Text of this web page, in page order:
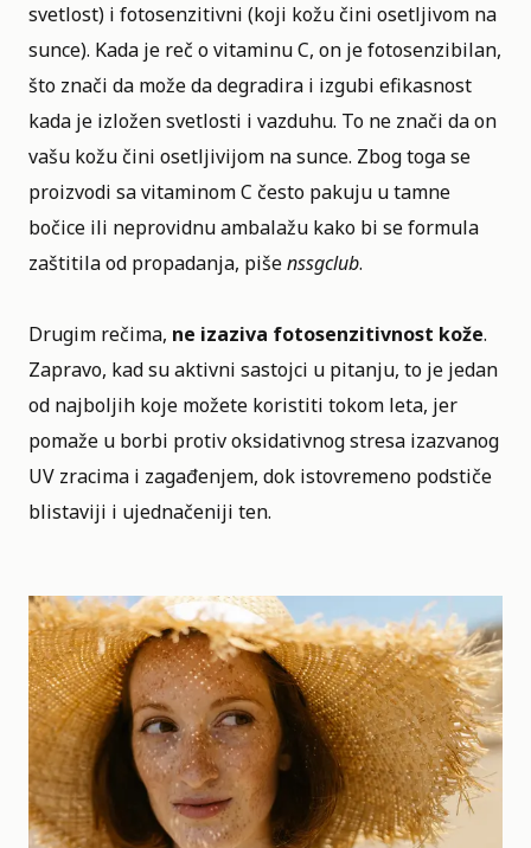
svetlost) i fotosenzitivni (koji kožu čini osetljivom na
sunce). Kada je reč o vitaminu C, on je fotosenzibilan,
što znači da može da degradira i izgubi efikasnost
kada je izložen svetlosti i vazduhu. To ne znači da on
vašu kožu čini osetljivijom na sunce. Zbog toga se
proizvodi sa vitaminom C često pakuju u tamne
bočice ili neprovidnu ambalažu kako bi se formula
zaštitila od propadanja, pišenssgclub.
Drugim rečima, ne izaziva fotosenzitivnost kože.
Zapravo, kad su aktivni sastojci u pitanju, to je jedan
od najboljih koje možete koristiti tokom leta, jer
pomaže u borbi protiv oksidativnog stresa izazvanog
UV zracima i zagađenjem, dok istovremeno podstiče
blistaviji i ujednačeniji ten.